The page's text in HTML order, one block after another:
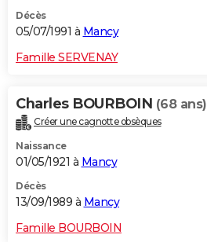
Décès
05/07/1991 à Mancy
Famille SERVENAY
Charles BOURBOIN (68 ans)
Créer une cagnotte obsèques
Naissance
01/05/1921 à Mancy
Décès
13/09/1989 à Mancy
Famille BOURBOIN